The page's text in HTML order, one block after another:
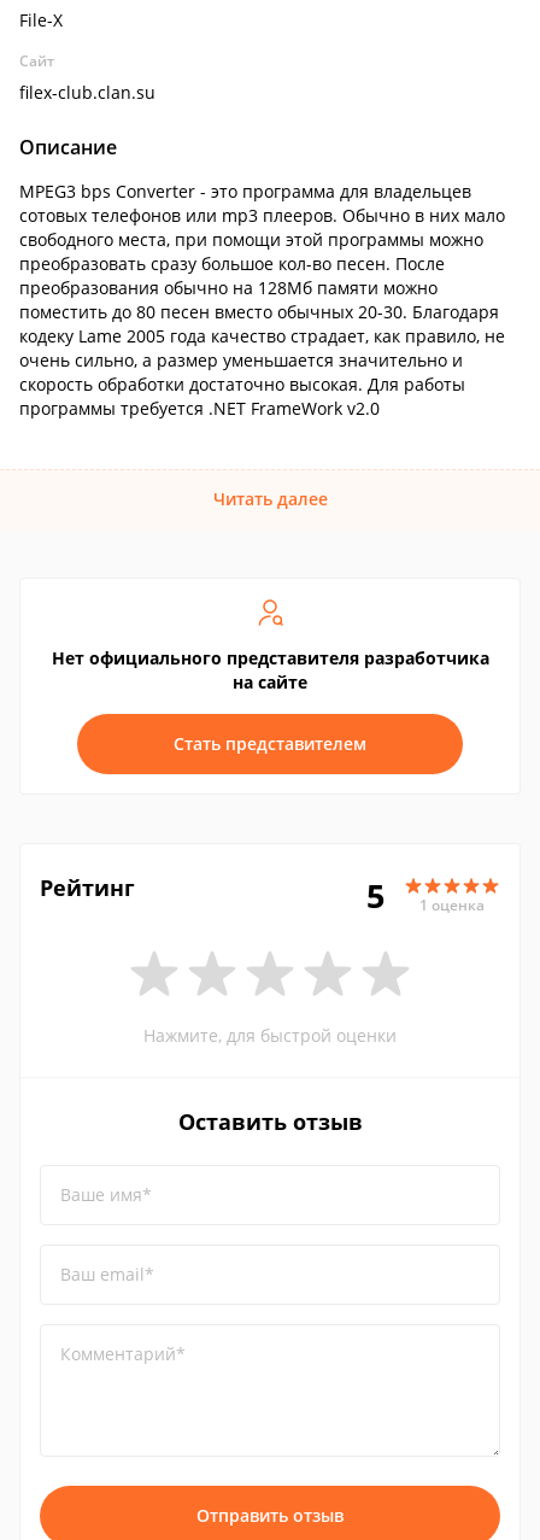
File-X
Сайт
filex-club.clan.su
Описание
MPEG3 bps Converter - это программа для владельцев
сотовых телефонов или mp3 плееров. Обычно в них мало
свободного места, при помощи этой программы можно
преобразовать сразу большое кол-во песен. После
преобразования обычно на 128Мб памяти можно
поместить до 80 песен вместо обычных 20-30. Благодаря
кодеку Lame 2005 года качество страдает, как правило, не
очень сильно, а размер уменьшается значительно и
скорость обработки достаточно высокая. Для работы
программы требуется .NET FrameWork v2.0
Читать далее
Нет официального представителя разработчика
на сайте
Стать представителем
Рейтинг 5 1 оценка
Нажмите, для быстрой оценки
Оставить отзыв
Ваше имя*
Ваш email*
Комментарий*
Отправить отзыв